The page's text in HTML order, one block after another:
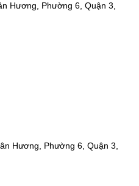
Hương, Phường 6, Quận 3,
Hương, Phường 6, Quận 3,